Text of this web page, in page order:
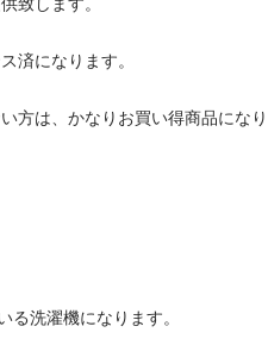
済になります。
方は、かなりお買い得商品になり
洗濯機になります。